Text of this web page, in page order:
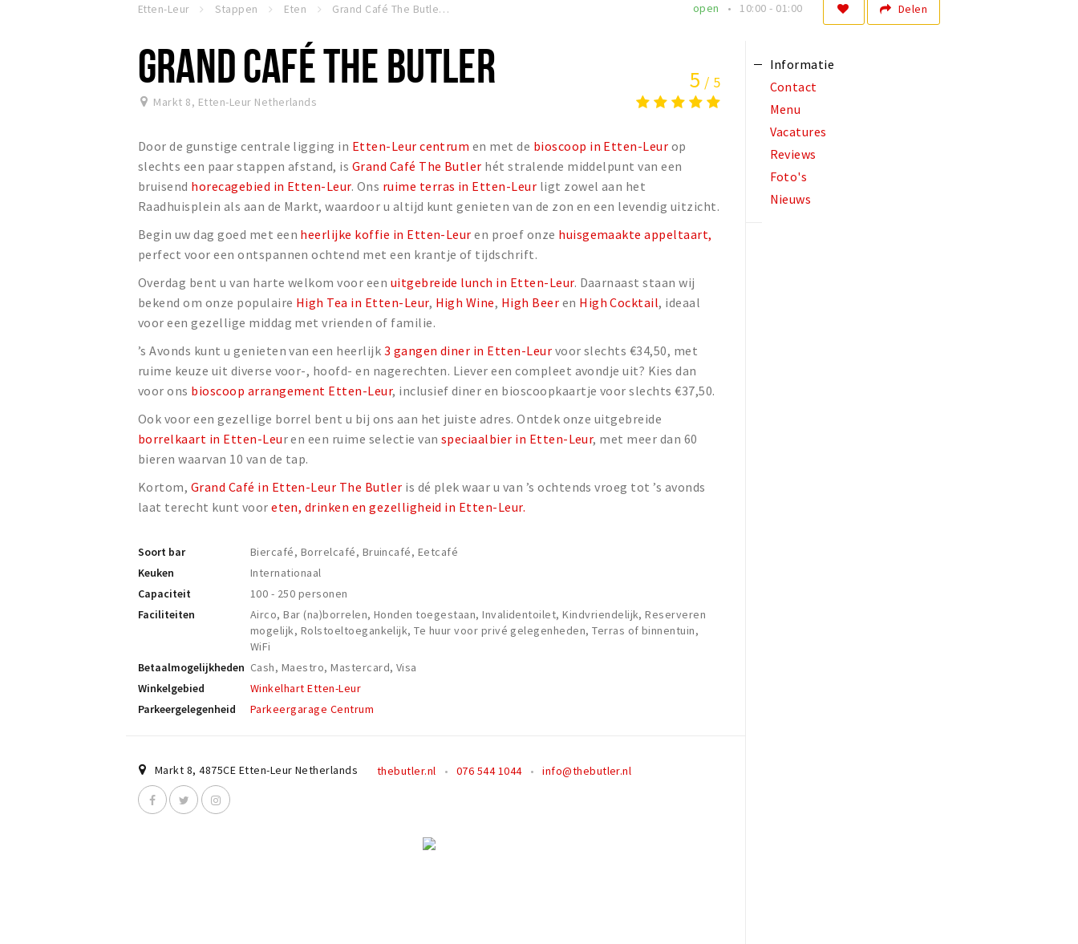
Etten-Leur Stappen Eten Grand Café The Butler Delen
open 10:00 - 01:00
GRAND CAFÉ THE BUTLER
Markt 8, Etten-Leur Netherlands
5 / 5
Door de gunstige centrale ligging in Etten-Leur centrum en met de bioscoop in Etten-Leur op
slechts een paar stappen afstand, is Grand Café The Butler hét stralende middelpunt van een
bruisend horecagebied in Etten-Leur. Ons ruime terras in Etten-Leur ligt zowel aan het
Raadhuisplein als aan de Markt, waardoor u altijd kunt genieten van de zon en een levendig uitzicht.
Begin uw dag goed met een heerlijke koffie in Etten-Leuren proef onze huisgemaakte appeltaart,
perfect voor een ontspannen ochtend met een krantje of tijdschrift.
Overdag bent u van harte welkom voor een uitgebreide lunch in Etten-Leur. Daarnaast staan wij
bekend om onze populaire High Tea in Etten-Leur, High Wine, High Beer en High Cocktail, ideaal
voor een gezellige middag met vrienden of familie.
’s Avonds kunt u genieten van een heerlijk 3 gangen diner in Etten-Leur voor slechts €34,50, met
ruime keuze uit diverse voor-, hoofd- en nagerechten. Liever een compleet avondje uit? Kies dan
voor ons bioscoop arrangement Etten-Leur, inclusief diner en bioscoopkaartje voor slechts €37,50.
Ook voor een gezellige borrel bent u bij ons aan het juiste adres. Ontdek onze uitgebreide
borrelkaart in Etten-Leur en een ruime selectie van speciaalbier in Etten-Leur, met meer dan 60
bieren waarvan 10 van de tap.
Kortom, Grand Café in Etten-Leur The Butler is dé plek waar u van ’s ochtends vroeg tot ’s avonds
laat terecht kunt vooreten, drinken en gezelligheid in Etten-Leur.
Soort bar
Biercafé, Borrelcafé, Bruincafé, Eetcafé
Keuken
Internationaal
Capaciteit
100 - 250 personen
Faciliteiten
Airco, Bar (na)borrelen, Honden toegestaan, Invalidentoilet, Kindvriendelijk, Reserveren
mogelijk, Rolstoeltoegankelijk, Te huur voor privé gelegenheden, Terras of binnentuin,
WiFi
Betaalmogelijkheden Cash, Maestro, Mastercard, Visa
Winkelgebied
Winkelhart Etten-Leur
Parkeergelegenheid
Parkeergarage Centrum
Markt 8,4875CE Etten-Leur Netherlands thebutler.nl 076 544 1044 info@thebutler.nl
Informatie
Contact
Menu
Vacatures
Reviews
Foto's
Nieuws